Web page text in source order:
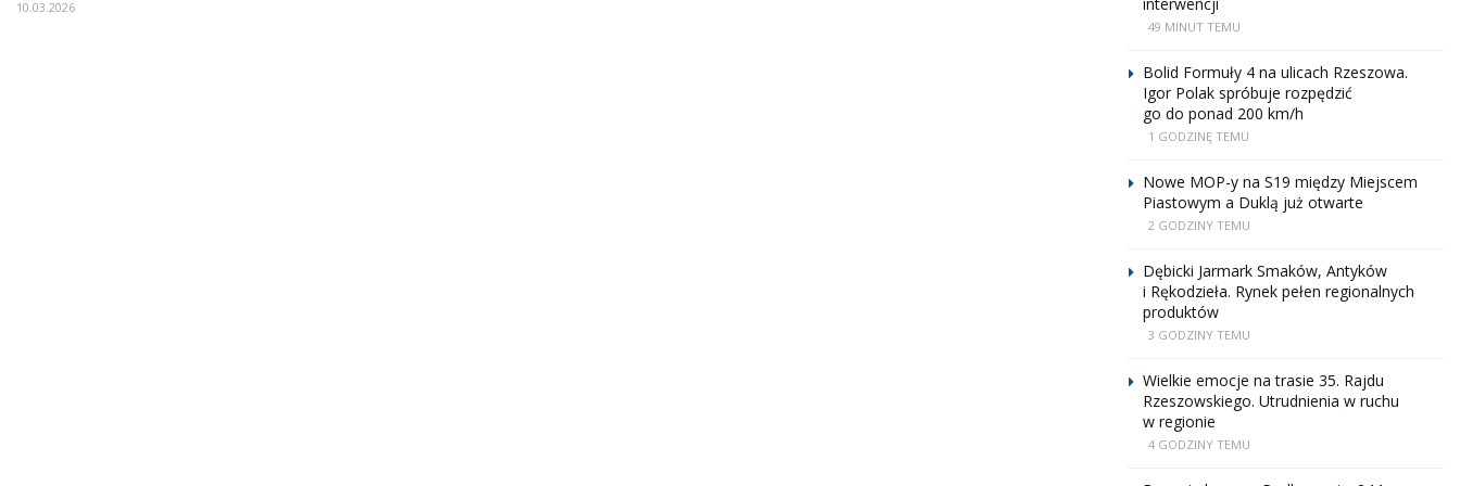
10.03.2026
49 MINUT TEMU
Bolid Formuły 4 na ulicach Rzeszowa.
Igor Polak spróbuje rozpędzić
go do ponad 200 km/h
1 GODZINĘ TEMU
Nowe MOP-y na S19 między Miejscem
Piastowym a Duklą już otwarte
2 GODZINY TEMU
Dębicki Jarmark Smaków, Antyków
i Rękodzieła. Rynek pełen regionalnych
produktów
3 GODZINY TEMU
Wielkie emocje na trasie 35. Rajdu
Rzeszowskiego. Utrudnienia w ruchu
w regionie
4 GODZINY TEMU